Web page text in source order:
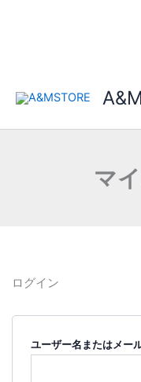
マ
ログイン
ユーザー名またはメー